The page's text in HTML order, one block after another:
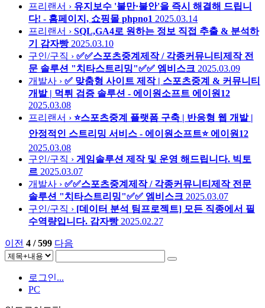
프리랜서 › 유지보수 '불만·불안'을 즉시 해결해 드립니
다! - 홈페이지, 쇼핑몰 phpno1 2025.03.14
프리랜서 › SQL,GA4로 원하는 정보 직접 추출 & 분석하
기
감자빵 2025.03.10
구인/구직 › ✅✅스포츠중계제작 / 각종커뮤니티제작 전
문 솔루션 "치타스트리밍"✅✅ 엠비스크 2025.03.09
개발사 › ✅ 맞춤형 사이트 제작 | 스포츠중계 & 커뮤니티
개발 | 먹튀 검증 솔루션 - 에이원소프트 에이원12
2025.03.08
프리랜서 › ⭐스포츠중계 플랫폼 구축 | 반응형 웹 개발 |
안정적인 스트리밍 서비스 - 에이원소프트⭐ 에이원12
2025.03.08
구인/구직 › 게임솔루션 제작 및 운영 해드립니다. 빅토
르 2025.03.07
개발사 › ✅✅스포츠중계제작 / 각종커뮤니티제작 전문
솔루션 "치타스트리밍"✅✅ 엠비스크 2025.03.07
구인/구직 › [데이터 분석 팀프로젝트] 모든 직종에서 필
수역량입니다. 감자빵 2025.02.27
이전 4 / 599 다음
로그인...
PC